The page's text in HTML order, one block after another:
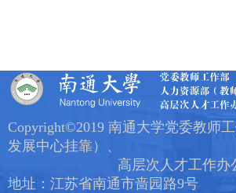
Copyright©2019 南通大学党委教师
发展中心挂靠）、
高层次人才工作办公
地址：江苏省南通市啬园路9号